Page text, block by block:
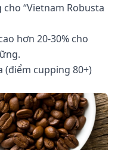
“Vietnam Robusta
hơn 20-30% cho
(điểm cupping 80+)